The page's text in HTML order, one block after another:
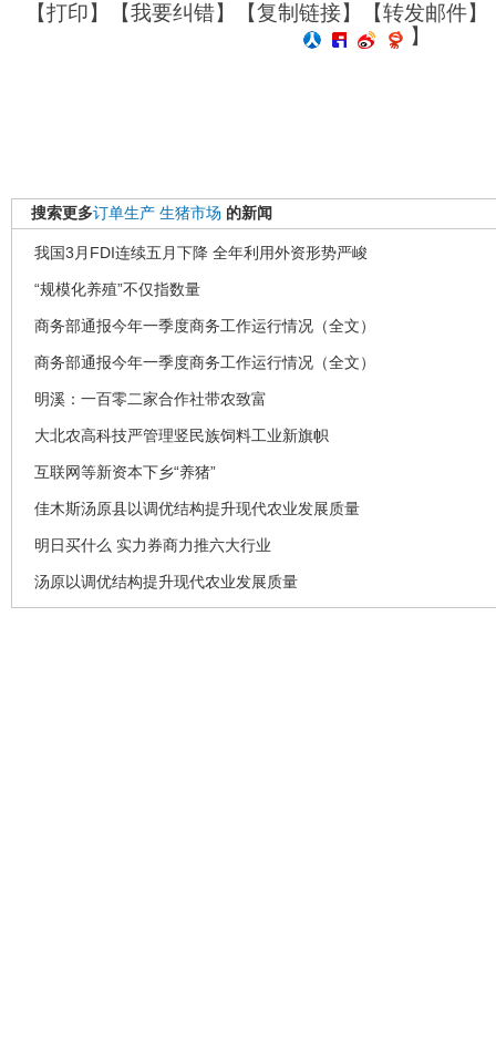
【打印】【我要纠错】【复制链接】【转发邮件】
】
搜索更多订单生产 生猪市场 的新闻
我国3月FDI连续五月下降 全年利用外资形势严峻
“规模化养殖”不仅指数量
商务部通报今年一季度商务工作运行情况（全文）
商务部通报今年一季度商务工作运行情况（全文）
明溪：一百零二家合作社带农致富
大北农高科技严管理竖民族饲料工业新旗帜
互联网等新资本下乡“养猪”
佳木斯汤原县以调优结构提升现代农业发展质量
明日买什么 实力券商力推六大行业
汤原以调优结构提升现代农业发展质量